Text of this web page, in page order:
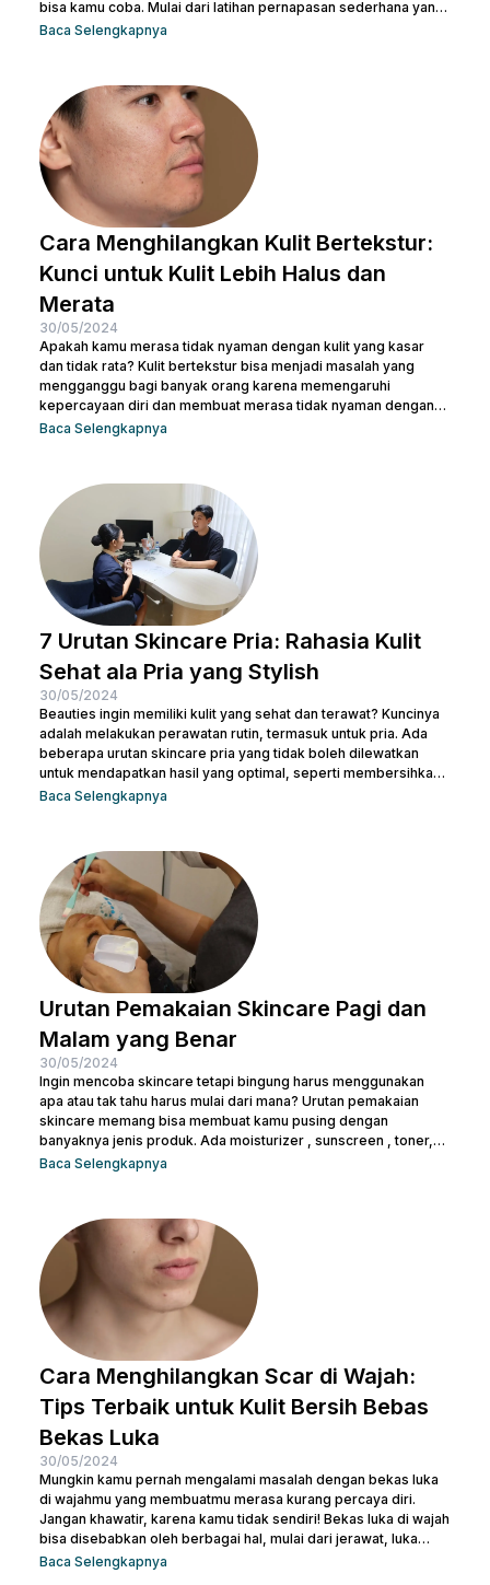
bisa kamu coba. Mulai dari latihan pernapasan sederhana yang
bisa dilakukan di rumah hingga prosedur medis yang lebih
indah dan proporsional. Yuk, temukan cara terbaik yang sesuai
dengan kebutuhanmu dan raih penampilan yang...
Baca Selengkapnya
Cara Menghilangkan Kulit Bertekstur:
Kunci untuk Kulit Lebih Halus dan
Merata
30/05/2024
Apakah kamu merasa tidak nyaman dengan kulit yang kasar
dan tidak rata? Kulit bertekstur bisa menjadi masalah yang
mengganggu bagi banyak orang karena memengaruhi
kepercayaan diri dan membuat merasa tidak nyaman dengan
penampilan kulit. Namun, jangan khawatir, ada berbagai cara
membahas secara mendalam cara menghilangkan kulit
bertekstur dengan langkah-langkah perawatan yang
sederhana namun efektif. Dari penggunaan produk yang sesuai
hingga perawatan...
Baca Selengkapnya
7 Urutan Skincare Pria: Rahasia Kulit
Sehat ala Pria yang Stylish
30/05/2024
Beauties ingin memiliki kulit yang sehat dan terawat? Kuncinya
adalah melakukan perawatan rutin, termasuk untuk pria. Ada
beberapa urutan skincare pria yang tidak boleh dilewatkan
untuk mendapatkan hasil yang optimal, seperti membersihkan
wajah dengan facial wash, menggunakan toner, dan langkah-
kulitmu. Melakukan perawatan kulit wajah menjadi hal yang
penting supaya kamu terhindar dari jerawat dan kulit tampak
lebih cerah. Apalagi...
Baca Selengkapnya
Urutan Pemakaian Skincare Pagi dan
Malam yang Benar
30/05/2024
Ingin mencoba skincare tetapi bingung harus menggunakan
apa atau tak tahu harus mulai dari mana? Urutan pemakaian
skincare memang bisa membuat kamu pusing dengan
banyaknya jenis produk. Ada moisturizer , sunscreen , toner,
essence , dan masih banyak lagi. Tak heran juga kalau kamu
serupa, terlepas dari kemasan di bagian luarnya. Sebelum
salah langkah, Nulook sudah menyiapkan informasi lengkap
mengenai...
Baca Selengkapnya
Cara Menghilangkan Scar di Wajah:
Tips Terbaik untuk Kulit Bersih Bebas
Bekas Luka
30/05/2024
Mungkin kamu pernah mengalami masalah dengan bekas luka
di wajahmu yang membuatmu merasa kurang percaya diri.
Jangan khawatir, karena kamu tidak sendiri! Bekas luka di wajah
bisa disebabkan oleh berbagai hal, mulai dari jerawat, luka
bakar, hingga bekas operasi. Ada banyak cara menghilangkan
Baca Selengkapnya